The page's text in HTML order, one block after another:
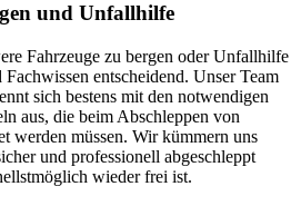
und Unfallhilfe
Fahrzeuge zu bergen oder Unfallhilfe
entscheidend. Unser Team
sich bestens mit den notwendigen
aus, die beim Abschleppen von
werden müssen. Wir kümmern uns
und professionell abgeschleppt
wieder frei ist.